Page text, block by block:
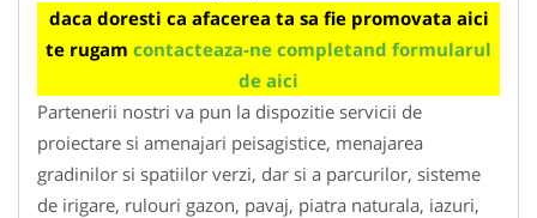
daca doresti ca afacerea ta sa fie promovata aici
te rugam contacteaza-ne completand formularul
de aici
Partenerii nostri va pun la dispozitie servicii de
proiectare si amenajari peisagistice, menajarea
gradinilor si spatiilor verzi, dar si a parcurilor, sisteme
de irigare, rulouri gazon, pavaj, piatra naturala, iazuri,